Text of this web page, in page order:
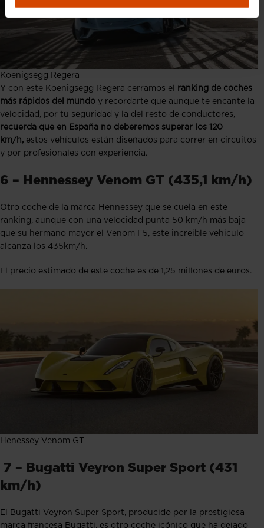
Koenigsegg Regera
Y con este Koenigsegg Regera cerramos el ranking de coches
más rápidos del mundo y recordarte que aunque te encante la
velocidad, por tu seguridad y la del resto de conductores,
recuerda que en España no deberemos superar los 120
km/h, estos vehículos están diseñados para correr en circuitos
y por profesionales con experiencia.
6 – Hennessey Venom GT (435,1 km/h)
Otro coche de la marca Hennessey que se cuela en este
ranking, aunque con una velocidad punta 50 km/h más baja
que su hermano mayor el Venom F5, este increíble vehículo
alcanza los 435km/h.
El precio estimado de este coche es de 1,25 millones de euros.
Henessey Venom GT
7 – Bugatti Veyron Super Sport (431
km/h)
El Bugatti Veyron Super Sport, producido por la prestigiosa
marca francesa Bugatti, es otro coche icónico que ha dejado